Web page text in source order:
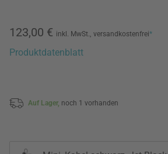
123,00 € inkl. MwSt., versandkostenfrei*
Produktdatenblatt
Auf Lager, noch 1 vorhanden